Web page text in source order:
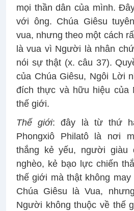
mọi thần dân của mình.
với ông. Chúa Giêsu
vua, nhưng theo một cách
là vua vì Người là nhân
nói sự thật (x. câu 37).
của Chúa Giêsu, Ngôi Lời
đích thực và hữu hiệu của
thế giới.
Thế giới: đây là từ thứ
Phongxiô Philatô là nơi
thắng kẻ yếu, người giàu
nghèo, kẻ bạo lực chiến
thế giới mà thật không
Chúa Giêsu là Vua,
Người không thuộc về thế